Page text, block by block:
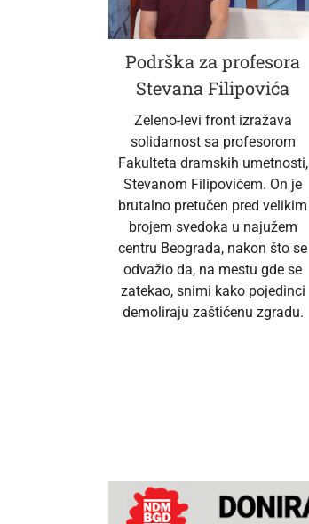
Podrška za profesora
Stevana Filipovića
Zeleno-levi front izražava
solidarnost sa profesorom
Fakulteta dramskih umetnosti,
Stevanom Filipovićem. On je
brutalno pretučen pred velikim
brojem svedoka u najužem
centru Beograda, nakon što se
odvažio da, na mestu gde se
zatekao, snimi kako pojedinci
demoliraju zaštićenu zgradu.